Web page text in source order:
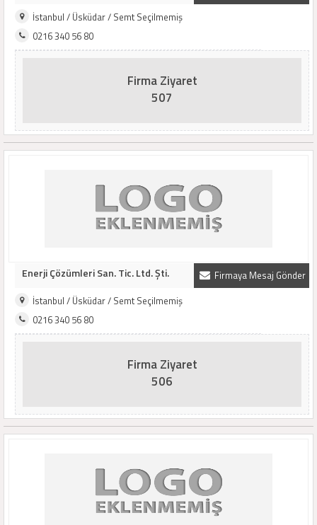
İstanbul / Üsküdar / Semt Seçilmemiş
0216 340 56 80
Firma Ziyaret
507
Firmaya Mesaj Gönder
Enerji Çözümleri San. Tic. Ltd. Şti.
İstanbul / Üsküdar / Semt Seçilmemiş
0216 340 56 80
Firma Ziyaret
506